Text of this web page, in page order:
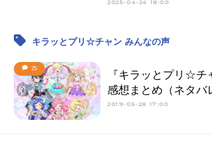
2025-04-24 18:00
キラッとプリ☆チャン みんなの声
25
『キラッとプリ☆チ
感想まとめ（ネタバ
2019-05-28 17:00